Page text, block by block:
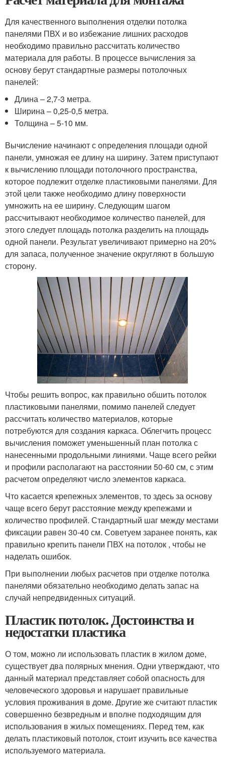
Для качественного выполнения отделки потолка
панелями ПВХ и во избежание лишних расходов
необходимо правильно рассчитать количество
материала для работы. В процессе вычисления за
основу берут стандартные размеры потолочных
панелей:
Длина – 2,7-3 метра.
Ширина – 0,25-0,5 метра.
Толщина – 5-10 мм.
Вычисление начинают с определения площади одной
панели, умножая ее длину на ширину. Затем приступают
к вычислению площади потолочного пространства,
которое подлежит отделке пластиковыми панелями. Для
этой цели также необходимо длину поверхности
умножить на ее ширину. Следующим шагом
рассчитывают необходимое количество панелей, для
этого следует площадь потолка разделить на площадь
одной панели. Результат увеличивают примерно на 20%
для запаса, полученное значение округляют в большую
сторону.
Чтобы решить вопрос, как правильно обшить потолок
пластиковыми панелями, помимо панелей следует
рассчитать количество материалов, которые
потребуются для создания каркаса. Облегчить процесс
вычисления поможет уменьшенный план потолка с
нанесенными продольными линиями. Чаще всего рейки
и профили располагают на расстоянии 50-60 см, с этим
расчетом определяют число элементов каркаса.
Что касается крепежных элементов, то здесь за основу
чаще всего берут расстояние между крепежами и
количество профилей. Стандартный шаг между местами
фиксации равен 30-40 см. Советуем заранее понять, как
правильно крепить панели ПВХ на потолок , чтобы не
наделать ошибок.
При выполнении любых расчетов при отделке потолка
панелями обязательно необходимо делать запас на
случай непредвиденных ситуаций.
Пластик потолок. Достоинства и
недостатки пластика
О том, можно ли использовать пластик в жилом доме,
существует два полярных мнения. Одни утверждают, что
данный материал представляет собой опасность для
человеческого здоровья и нарушает правильные
условия проживания в доме. Другие же считают пластик
совершенно безвредным и вполне подходящим для
использования в жилых помещениях. Перед тем, как
делать пластиковый потолок, стоит изучить все качества
используемого материала.